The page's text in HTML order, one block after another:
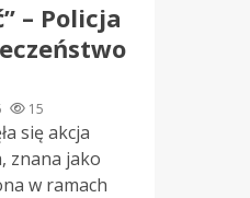
– Policja
15
się akcja
znana jako
w ramach